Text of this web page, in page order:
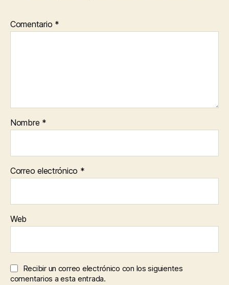
Comentario *
Nombre *
Correo electrónico *
Web
Recibir un correo electrónico con los siguientes
comentarios a esta entrada.